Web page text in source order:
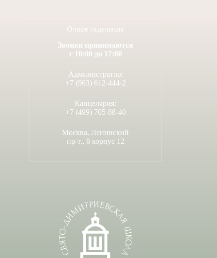
Очное отделение
Звонки принимаются
с 10:00 до 17:00
Администратор:
+7 (963) 612-444-2
Канцелярия:
+7 (499) 705-88-40
Москва, Ленинский
пр-т., 8 корпус 12